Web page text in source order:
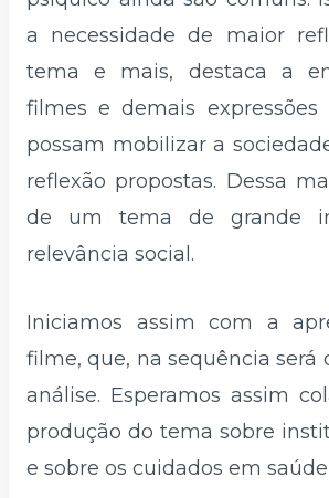
a necessidade de maior
tema e mais, destaca a
filmes e demais expressões
possam mobilizar a
reflexão propostas. Dessa
de um tema de grande
relevância social.
Iniciamos assim com a
filme, que, na sequência será
análise. Esperamos assim
produção do tema sobre
e sobre os cuidados em